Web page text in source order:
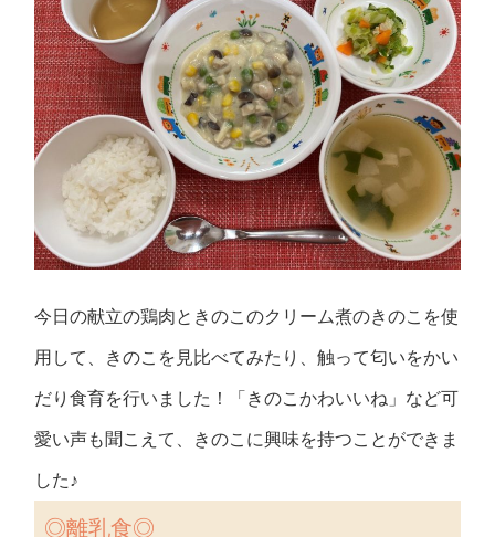
今日の献立の鶏肉ときのこのクリーム煮のきのこを使
用して、きのこを見比べてみたり、触って匂いをかい
だり食育を行いました！「きのこかわいいね」など可
愛い声も聞こえて、きのこに興味を持つことができま
した♪
◎離乳食◎